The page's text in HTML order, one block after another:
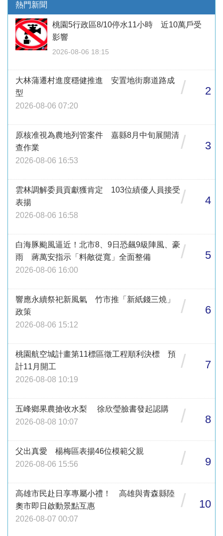
熱門新聞
桃園5行政區8/10停水11小時 近10萬戶受
影響
2026-08-06 18:15
大林蒲遷村進度穩健推進 安置地街廓道路成
型
2026-08-06 07:20
/ 2
原核准視為農地列管案件 嘉縣8月中旬展開清
查作業
2026-08-06 16:53
/ 3
雲林調解委員貢獻獲肯定 103位績優人員接受
表揚
2026-08-06 16:58
/ 4
白海豚颱風逼近！北市8、9日恐飆9級陣風、豪
雨 蔣萬安指示「料敵從寬」全面整備
2026-08-06 16:00
/ 5
響應永續祭祀新風氣 竹市推「新紙錢三燒」
政策
2026-08-06 15:12
/ 6
桃園航空城計畫第11標區徵工程順利決標 預
計11月開工
2026-08-08 10:19
/ 7
五峰鄉果農搶收水梨 徐欣瑩臉書發起認購
2026-08-08 10:07
/ 8
父出真愛 楊梅區表揚46位模範父親
2026-08-06 15:56
/ 9
高雄市民赴日享專屬小禮！ 高雄與青森縣陸
奧市即日啟動景點互惠
2026-08-07 00:07
/ 10